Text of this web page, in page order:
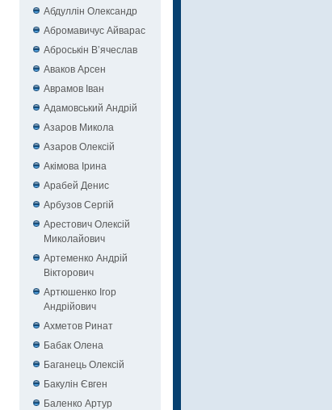
Абдуллін Олександр
Абромавичус Айварас
Аброськін В’ячеслав
Аваков Арсен
Аврамов Іван
Адамовський Андрій
Азаров Микола
Азаров Олексій
Акімова Ірина
Арабей Денис
Арбузов Сергій
Арестович Олексій
Миколайович
Артеменко Андрій
Вікторович
Артюшенко Ігор
Андрійович
Ахметов Ринат
Бабак Олена
Баганець Олексій
Бакулін Євген
Баленко Артур